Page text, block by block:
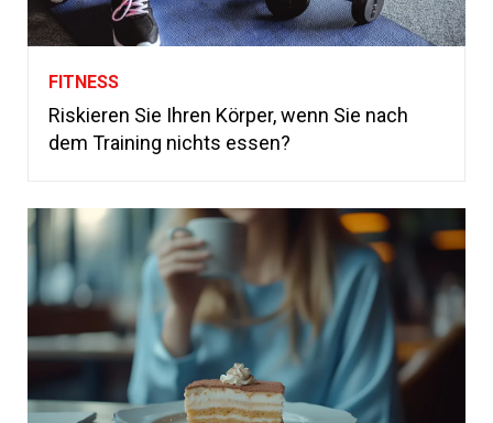
FITNESS
Riskieren Sie Ihren Körper, wenn Sie nach
dem Training nichts essen?